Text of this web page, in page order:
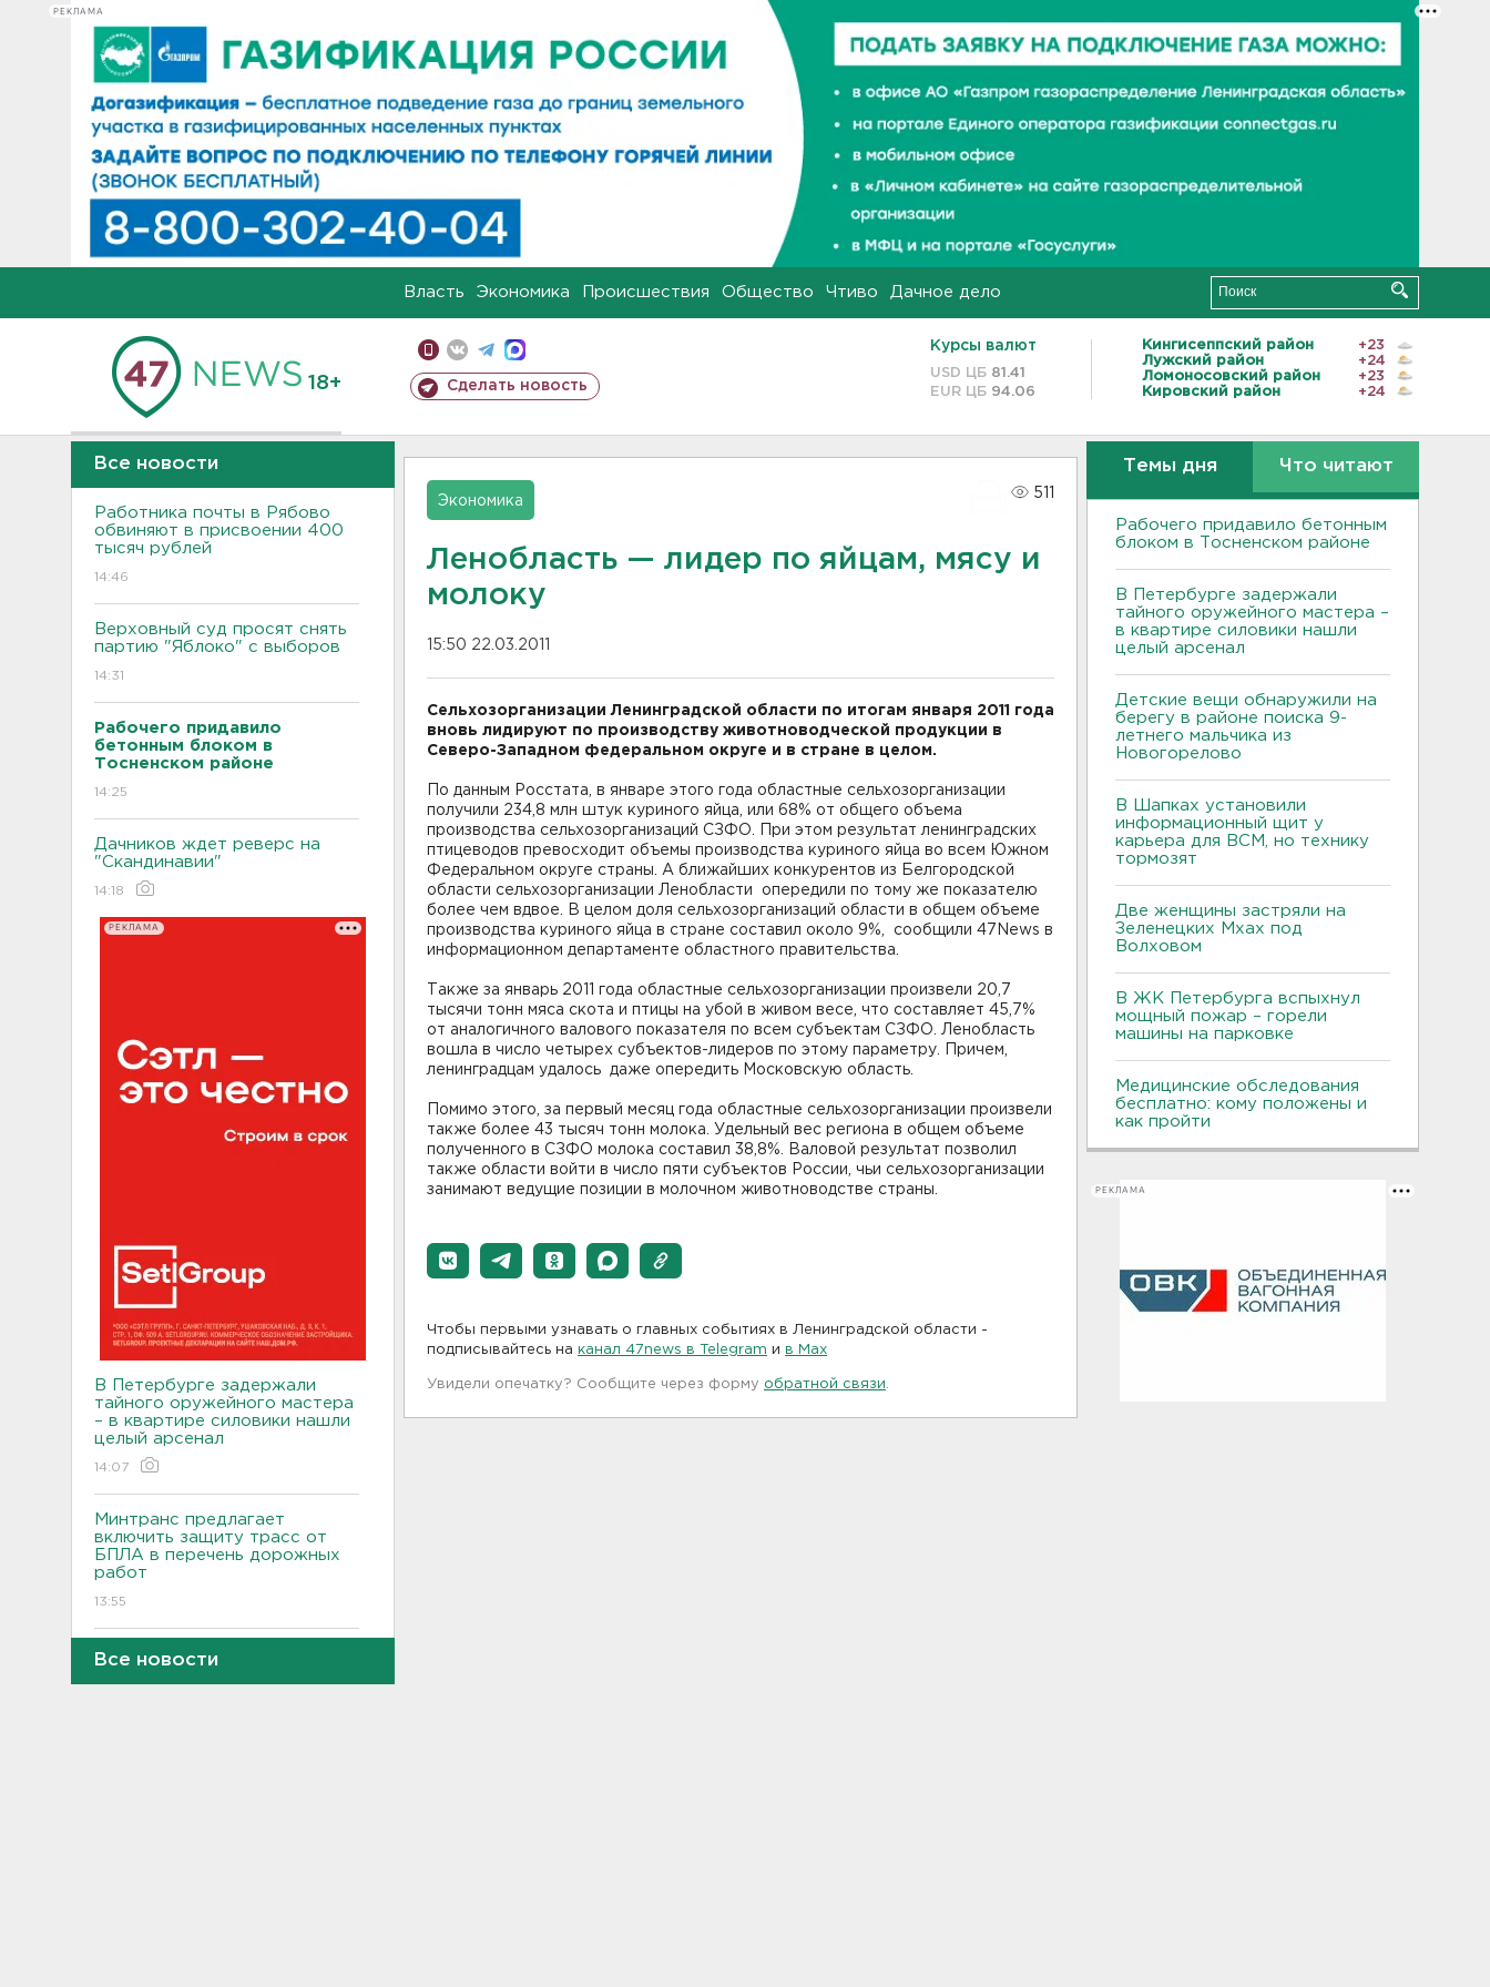
РЕКЛАМА
Власть Экономика Происшествия Общество Чтиво Дачное дело
18+ Сделать новость
Курсы валют
USD ЦБ 81.41
EUR ЦБ 94.06
Кингисеппский район
+23
Лужский район
+24
Ломоносовский район
+23
Кировский район
+24
Все новости
Работника почты в Рябово
обвиняют в присвоении 400
тысяч рублей
14:46
Верховный суд просят снять
партию "Яблоко" с выборов
14:31
Рабочего придавило
бетонным блоком в
Тосненском районе
14:25
Дачников ждет реверс на
"Скандинавии"
14:18
РЕКЛАМА
В Петербурге задержали
тайного оружейного мастера
– в квартире силовики нашли
целый арсенал
14:07
Минтранс предлагает
включить защиту трасс от
БПЛА в перечень дорожных
работ
13:55
Детские вещи обнаружили
9-летнего мальчика из
Все новости
Экономика
511
Ленобласть — лидер по яйцам, мясу и
молоку
15:50 22.03.2011
Сельхозорганизации Ленинградской области по итогам января 2011 года
вновь лидируют по производству животноводческой продукции в
Северо-Западном федеральном округе и в стране в целом.
По данным Росстата, в январе этого года областные сельхозорганизации
получили 234,8 млн штук куриного яйца, или 68% от общего объема
производства сельхозорганизаций СЗФО. При этом результат ленинградских
птицеводов превосходит объемы производства куриного яйца во всем Южном
Федеральном округе страны. А ближайших конкурентов из Белгородской
области сельхозорганизации Ленобласти опередили по тому же показателю
более чем вдвое. В целом доля сельхозорганизаций области в общем объеме
производства куриного яйца в стране составил около 9%, сообщили 47News в
информационном департаменте областного правительства.
Также за январь 2011 года областные сельхозорганизации произвели 20,7
тысячи тонн мяса скота и птицы на убой в живом весе, что составляет 45,7%
от аналогичного валового показателя по всем субъектам СЗФО. Ленобласть
вошла в число четырех субъектов-лидеров по этому параметру. Причем,
ленинградцам удалось даже опередить Московскую область.
Помимо этого, за первый месяц года областные сельхозорганизации произвели
также более 43 тысяч тонн молока. Удельный вес региона в общем объеме
полученного в СЗФО молока составил 38,8%. Валовой результат позволил
также области войти в число пяти субъектов России, чьи сельхозорганизации
занимают ведущие позиции в молочном животноводстве страны.
Чтобы первыми узнавать о главных событиях в Ленинградской области -
подписывайтесь на канал 47news в Telegram и в Maх
Увидели опечатку? Сообщите через форму обратной связи
Темы дня Что читают
Рабочего придавило бетонным
блоком в Тосненском районе
В Петербурге задержали
тайного оружейного мастера –
в квартире силовики нашли
целый арсенал
Детские вещи обнаружили на
берегу в районе поиска 9-
летнего мальчика из
Новогорелово
В Шапках установили
информационный щит у
карьера для ВСМ, но технику
тормозят
Две женщины застряли на
Зеленецких Мхах под
Волховом
В ЖК Петербурга вспыхнул
мощный пожар – горели
машины на парковке
Медицинские обследования
бесплатно: кому положены и
как пройти
РЕКЛАМА